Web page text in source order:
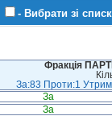
- Вибрати зі
Фракція
За:83 Проти:1
За
За